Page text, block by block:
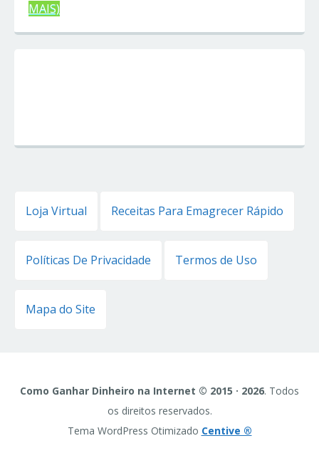
MAIS)
Loja Virtual Receitas Para Emagrecer Rápido
Políticas De Privacidade Termos de Uso
Mapa do Site
Como Ganhar Dinheiro na Internet © 2015 · 2026. Todos
os direitos reservados.
Tema WordPress Otimizado Centive ®